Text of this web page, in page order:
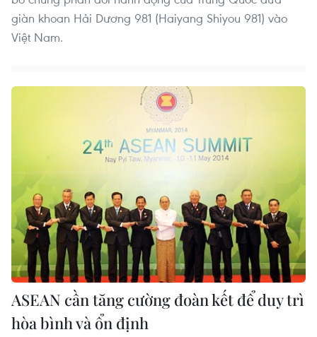
giàn khoan Hải Dương 981 (Haiyang Shiyou 981) vào
Việt Nam.
ASEAN cần tăng cường đoàn kết để duy trì
hòa bình và ổn định